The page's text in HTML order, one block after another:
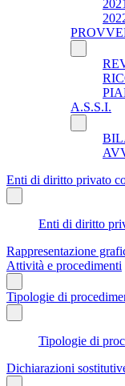
2021
A.S.S.I.
Enti di diritto privato
Enti di diritto
Rappresentazione
Attività e procedimenti
Tipologie di
Tipologie di
Dichiarazioni